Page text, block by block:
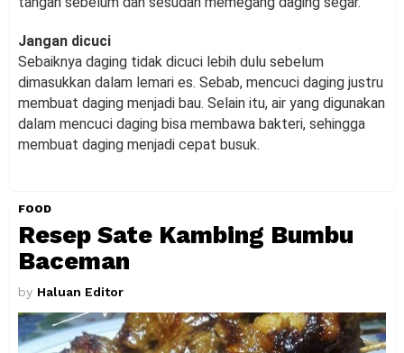
Jangan dicuci
Sebaiknya daging tidak dicuci lebih dulu sebelum
dimasukkan dalam lemari es. Sebab, mencuci daging justru
membuat daging menjadi bau. Selain itu, air yang digunakan
dalam mencuci daging bisa membawa bakteri, sehingga
membuat daging menjadi cepat busuk.
FOOD
Resep Sate Kambing Bumbu
Baceman
by Haluan Editor